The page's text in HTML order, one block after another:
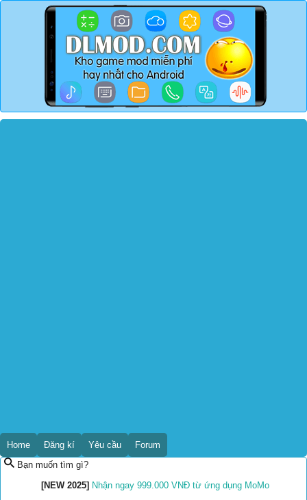
Home Đăng kí Yêu cầu
Forum
Bạn muốn tìm gì?
[NEW 2025] Nhận ngay 999.000 VNĐ từ ứng dụng MoMo